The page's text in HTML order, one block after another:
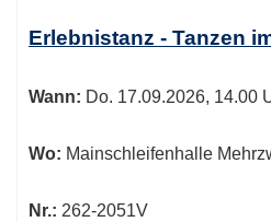
Erlebnistanz - Tanzen
Wann: Do. 17.09.2026, 14.00
Wo: Mainschleifenhalle
Nr.: 262-2051V